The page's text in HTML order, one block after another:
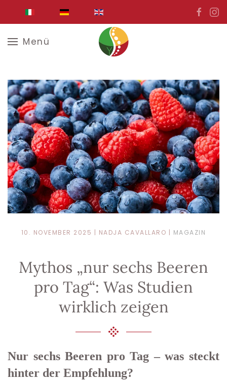
Zum Hauptinhalt springen
Menü
10. NOVEMBER 2025 | NADJA CAVALLARO | MAGAZIN
Mythos „nur sechs Beeren
pro Tag“: Was Studien
wirklich zeigen
Nur sechs Beeren pro Tag – was steckt
hinter der Empfehlung?